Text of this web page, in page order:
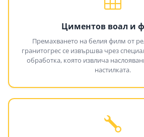
Циментов воал и
Премахването на белия филм от
гранитогрес се извършва чрез
обработка, която извлича
настилката.